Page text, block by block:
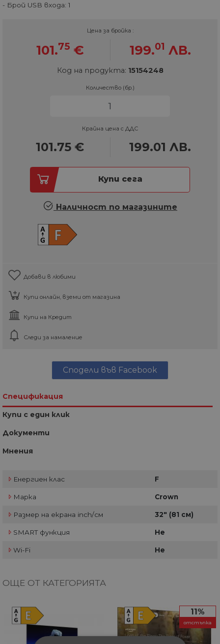
- Брой USB входа: 1
Цена за бройка :
101.75 € 199.01 ЛВ.
Код на продукта: 15154248
Количество (бр.)
Крайна цена с ДДС
101.75 € 199.01 ЛВ.
Купи сега
Наличност по магазините
Добави в любими
Купи онлайн, вземи от магазина
Купи на Кредит
Следи за намаление
Сподели във Facebook
Спецификация
Купи с един клик
Документи
Мнения
Енергиен клас F
Марка Crown
Размер на екрана inch/см 32" (81 см)
SMART функция Не
Wi-Fi Не
ОЩЕ ОТ КАТЕГОРИЯТА
11%
отстъпка